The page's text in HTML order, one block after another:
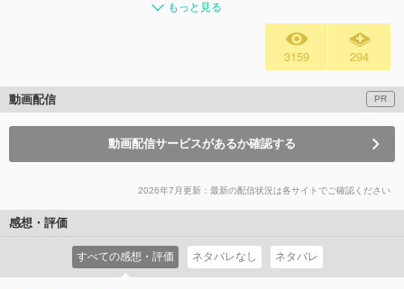
もっと見る
3159 294
動画配信 PR
動画配信サービスがあるか確認する
2026年7月更新：最新の配信状況は各サイトでご確認ください
感想・評価
すべての感想・評価 ネタバレなし ネタバレ